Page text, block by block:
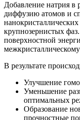
Добавление натрия в
диффузию атомов и
крупнозернистых
поверхностной
В результате
Улучшение
Уменьшение
оптимальных
Образование
прочностные